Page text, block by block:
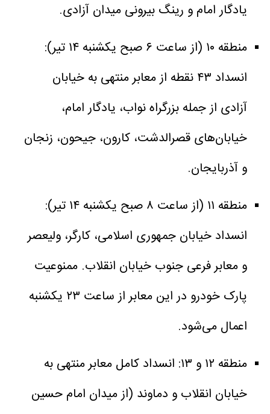
یادگار امام و رینگ بیرونی میدان آزادی.
منطقه ۱۰ (از ساعت ۶ صبح یکشنبه ۱۴ تیر):
انسداد ۴۳ نقطه از معابر منتهی به خیابان
آزادی از جمله بزرگراه نواب، یادگار امام،
خیابان‌های قصرالدشت، کارون، جیحون، زنجان
و آذربایجان.
منطقه ۱۱ (از ساعت ۸ صبح یکشنبه ۱۴ تیر):
انسداد خیابان جمهوری اسلامی، کارگر، ولیعصر
و معابر فرعی جنوب خیابان انقلاب. ممنوعیت
پارک خودرو در این معابر از ساعت ۲۳ یکشنبه
اعمال می‌شود.
منطقه ۱۲ و ۱۳: انسداد کامل معابر منتهی به
خیابان انقلاب و دماوند (از میدان امام حسین